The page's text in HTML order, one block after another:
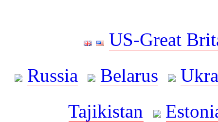
US-Great
Russia
Belarus
Tajikistan